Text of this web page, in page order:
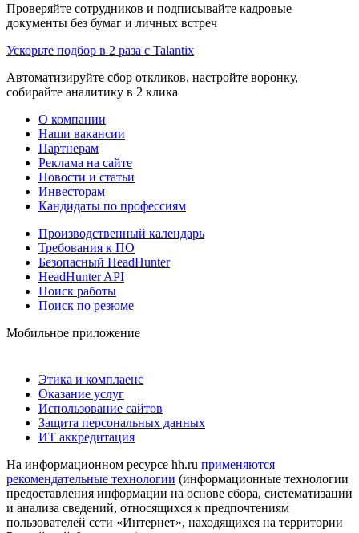
Проверяйте сотрудников и подписывайте кадровые
документы без бумаг и личных встреч
Ускорьте подбор в 2 раза с Talantix
Автоматизируйте сбор откликов, настройте воронку,
собирайте аналитику в 2 клика
О компании
Наши вакансии
Партнерам
Реклама на сайте
Новости и статьи
Инвесторам
Кандидаты по профессиям
Производственный календарь
Требования к ПО
Безопасный HeadHunter
HeadHunter API
Поиск работы
Поиск по резюме
Мобильное приложение
Этика и комплаенс
Оказание услуг
Использование сайтов
Защита персональных данных
ИТ аккредитация
На информационном ресурсе hh.ru применяются
рекомендательные технологии (информационные технологии
предоставления информации на основе сбора, систематизации
и анализа сведений, относящихся к предпочтениям
пользователей сети «Интернет», находящихся на территории